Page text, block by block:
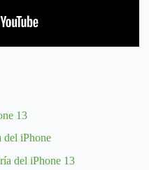
13
del iPhone
del iPhone 13